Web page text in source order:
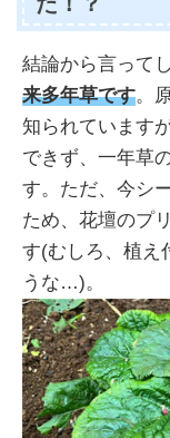
結論から言って
来多年草です。
知られています
できず、一年草
す。ただ、今シ
ため、花壇のプ
す(むしろ、植え
うな…)。